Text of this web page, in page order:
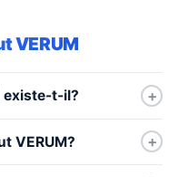
VERUM
existe-t-il?
VERUM?